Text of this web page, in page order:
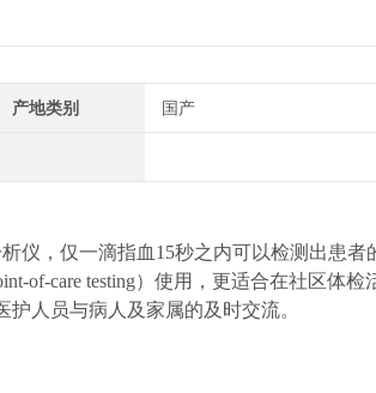
产地类别 国产
仪，仅一滴指血15秒之内可以检测出患者
of-care testing）使用，更适合在社区体检
人员与病人及家属的及时交流。